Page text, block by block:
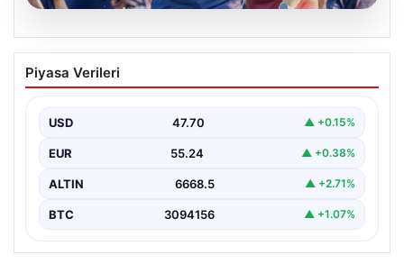
Mohamed Salah, Trabzonspor’la İlk
Antrenmanına Çıktı
mavili formayla ilk resmi idmanına katıldı. Sezon öncesi
hazırlıklarının…
Piyasa Verileri
USD 47.70 ▲ +0.15%
EUR 55.24 ▲ +0.38%
ALTIN 6668.5 ▲ +2.71%
BTC 3094156 ▲ +1.07%